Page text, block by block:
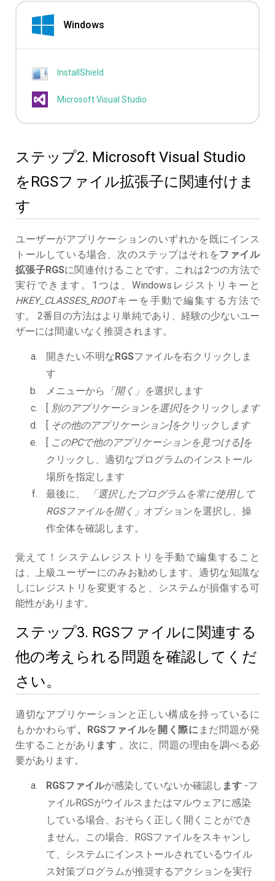
Windows
InstallShield
Microsoft Visual Studio
ステップ2. Microsoft Visual Studio
をRGSファイル拡張子に関連付けま
す
ユーザーがアプリケーションのいずれかを既にインス
トールしている場合、次のステップはそれをファイル
拡張子RGSに関連付けることです。これは2つの方法で
実行できます。1つは、Windowsレジストリキーと
HKEY_CLASSES_ROOTキーを手動で編集する方法で
す。 2番目の方法はより単純であり、経験の少ないユー
ザーには間違いなく推奨されます。
開きたい不明なRGSファイルを右クリックしま
す
メニューから
「開く」を選択します
[ 別のアプリケーションを選択]をクリックし ます
[ その他のアプリケーション]をクリックし ます
[ このPCで他のアプリケーションを見つける]を
クリックし、適切なプログラムのインストール
場所を指定します
最後に、
「選択したプログラムを常に使用して
RGSファイルを開く」 オプションを選択し、操
作全体を確認します。
覚えて！システムレジストリを手動で編集すること
は、上級ユーザーにのみお勧めします。適切な知識な
しにレジストリを変更すると、システムが損傷する可
能性があります。
ステップ3. RGSファイルに関連する
他の考えられる問題を確認してくだ
さい。
適切なアプリケーションと正しい構成を持っているに
もかかわらず、RGSファイルを 開く際に まだ問題が発
生することがあり ます 。次に、問題の理由を調べる必
要があります。
RGSファイルが感染していないか確認し ます -フ
ァイルRGSがウイルスまたはマルウェアに感染
している場合、おそらく正しく開くことができ
ません。この場合、RGSファイルをスキャンし
て、システムにインストールされているウイル
ス対策プログラムが推奨するアクションを実行